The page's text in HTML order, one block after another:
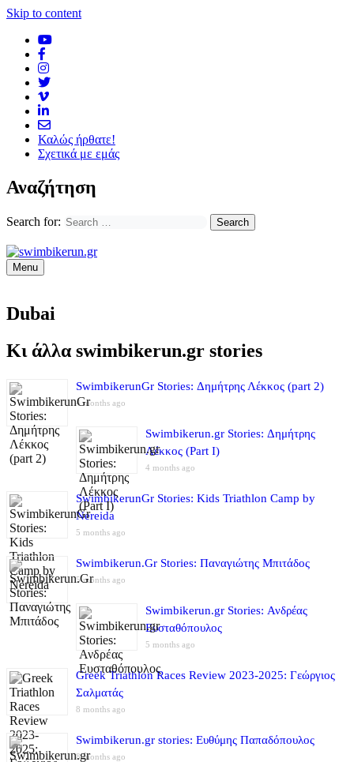
Skip to content
Καλώς ήρθατε!
Σχετικά με εμάς
Αναζήτηση
Search for:
Menu
Dubai
Κι άλλα swimbikerun.gr stories
SwimbikerunGr Stories: Δημήτρης Λέκκος (part 2)
4 months ago
Swimbikerun.gr Stories: Δημήτρης
Λέκκος (Part I)
4 months ago
SwimbikerunGr Stories: Kids Triathlon Camp by
Nereida
5 months ago
Swimbikerun.Gr Stories: Παναγιώτης Μπιτάδος
5 months ago
Swimbikerun.gr Stories: Ανδρέας
Ευσταθόπουλος
5 months ago
Greek Triathlon Races Review 2023-2025: Γεώργιος
Σαλματάς
8 months ago
Swimbikerun.gr stories: Ευθύμης Παπαδόπουλος
8 months ago